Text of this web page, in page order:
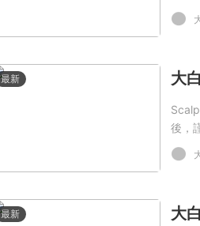
最新
後，
最新